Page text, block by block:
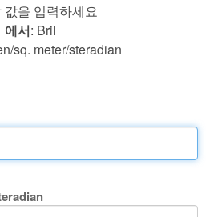
값을 입력하세요
에서: Bril
sq. meter/steradian